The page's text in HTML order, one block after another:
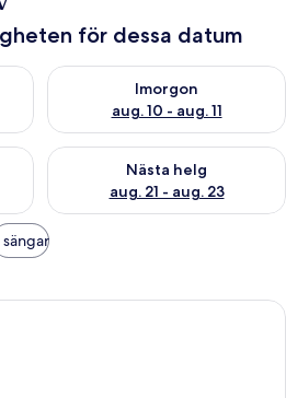
för dessa datum
ikväll aug. 9 - aug. 10
Imorgon
aug. 10 - aug. 11
Kontrollera tillgängligheten
för den här helgen aug. 14 - aug.
Nästa helg
aug. 21 - aug. 23
Kontrollera tillgängligheten
sängar
Ett modernt hotellrum med en stor